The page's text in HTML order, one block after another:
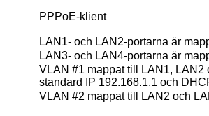
PPPoE-klient
LAN1- och LAN2-portarna är
LAN3- och LAN4-portarna är
VLAN #1 mappat till LAN1, LAN2
standard IP 192.168.1.1 och
VLAN #2 mappat till LAN2 och